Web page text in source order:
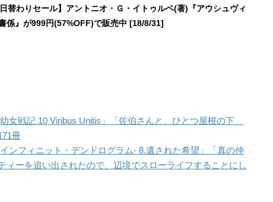
替わりセール】アントニオ・Ｇ・イトゥルベ(著)『アウシュヴィ
係』が999円(57%OFF)で販売中 [18/8/31]
女戦記 10 Viribus Unitis」「佐伯さんと、ひとつ屋根の下
冊
ンフィニット・デンドログラム- 8.遺された希望」「真の仲
ィーを追い出されたので、辺境でスローライフすることにし